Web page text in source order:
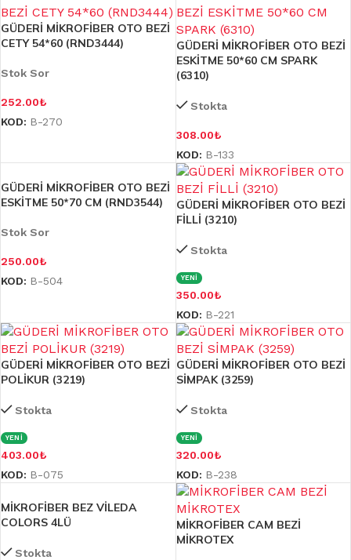
GÜDERİ MİKROFİBER OTO BEZİ
CETY 54*60 (RND3444)
Stok Sor
252.00₺
KOD: B-270
GÜDERİ MİKROFİBER OTO BEZİ
ESKİTME 50*60 CM SPARK
(6310)
Stokta
308.00₺
KOD: B-133
GÜDERİ MİKROFİBER OTO BEZİ
ESKİTME 50*70 CM (RND3544)
Stok Sor
250.00₺
KOD: B-504
GÜDERİ MİKROFİBER OTO BEZİ
FİLLİ (3210)
Stokta
YENİ
350.00₺
KOD: B-221
GÜDERİ MİKROFİBER OTO BEZİ
POLİKUR (3219)
Stokta
YENİ
403.00₺
KOD: B-075
GÜDERİ MİKROFİBER OTO BEZİ
SİMPAK (3259)
Stokta
YENİ
320.00₺
KOD: B-238
MİKROFİBER BEZ VİLEDA
COLORS 4LÜ
Stokta
MİKROFİBER CAM BEZİ
MİKROTEX